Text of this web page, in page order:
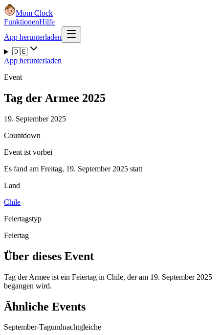
Mom Clock
FunktionenHilfe
App herunterladen
🇩🇪
App herunterladen
Event
Tag der Armee 2025
19. September 2025
Countdown
Event ist vorbei
Es fand am Freitag, 19. September 2025 statt
Land
Chile
Feiertagstyp
Feiertag
Über dieses Event
Tag der Armee ist ein Feiertag in Chile, der am 19. September 2025
begangen wird.
Ähnliche Events
September-Tagundnachtgleiche